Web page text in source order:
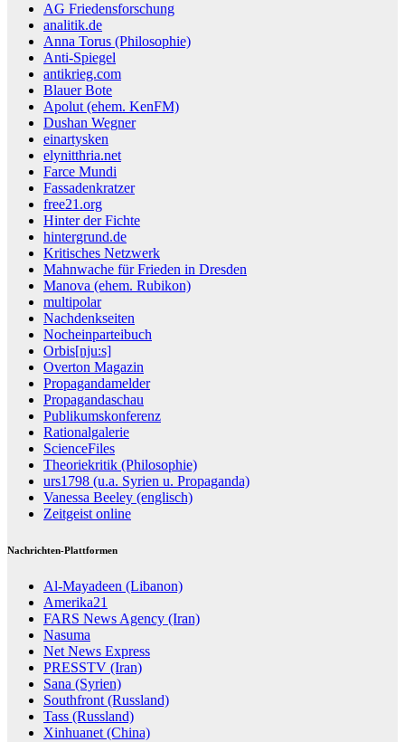
AG Friedensforschung
analitik.de
Anna Torus (Philosophie)
Anti-Spiegel
antikrieg.com
Blauer Bote
Apolut (ehem. KenFM)
Dushan Wegner
einartysken
elynitthria.net
Farce Mundi
Fassadenkratzer
free21.org
Hinter der Fichte
hintergrund.de
Kritisches Netzwerk
Mahnwache für Frieden in Dresden
Manova (ehem. Rubikon)
multipolar
Nachdenkseiten
Nocheinparteibuch
Orbis[nju:s]
Overton Magazin
Propagandamelder
Propagandaschau
Publikumskonferenz
Rationalgalerie
ScienceFiles
Theoriekritik (Philosophie)
urs1798 (u.a. Syrien u. Propaganda)
Vanessa Beeley (englisch)
Zeitgeist online
Nachrichten-Plattformen
Al-Mayadeen (Libanon)
Amerika21
FARS News Agency (Iran)
Nasuma
Net News Express
PRESSTV (Iran)
Sana (Syrien)
Southfront (Russland)
Tass (Russland)
Xinhuanet (China)